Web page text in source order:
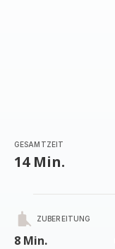
GESAMTZEIT
14 Min.
ZUBEREITUNG
8 Min.